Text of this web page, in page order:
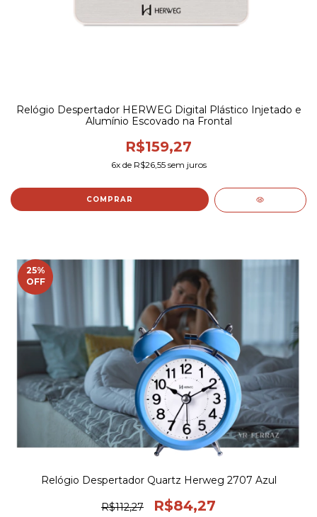
Relógio Despertador HERWEG Digital Plástico Injetado e
Alumínio Escovado na Frontal
R$159,27
6x de R$26,55sem juros
25%
OFF
Relógio Despertador Quartz Herweg 2707 Azul
R$112,27 R$84,27